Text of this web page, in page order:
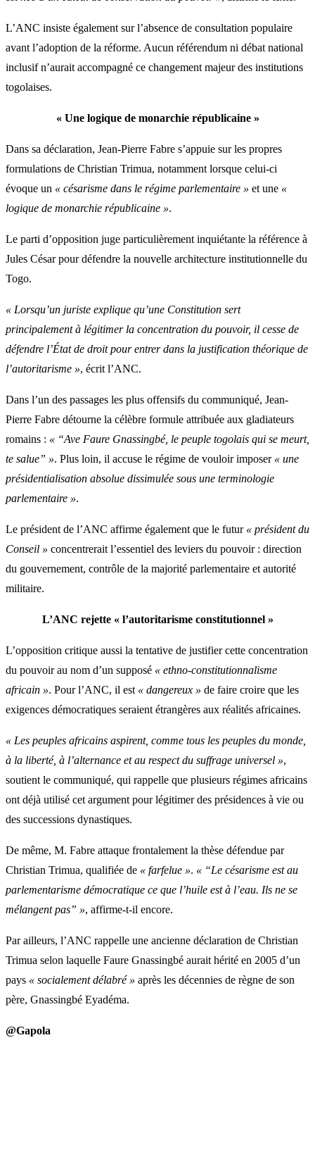
L’ANC insiste également sur l’absence de consultation populaire
avant l’adoption de la réforme. Aucun référendum ni débat national
inclusif n’aurait accompagné ce changement majeur des institutions
togolaises.
« Une logique de monarchie républicaine »
Dans sa déclaration, Jean-Pierre Fabre s’appuie sur les propres
formulations de Christian Trimua, notamment lorsque celui-ci
évoque un « césarisme dans le régime parlementaire » et une «
logique de monarchie républicaine ».
Le parti d’opposition juge particulièrement inquiétante la référence à
Jules César pour défendre la nouvelle architecture institutionnelle du
Togo.
« Lorsqu’un juriste explique qu’une Constitution sert
principalement à légitimer la concentration du pouvoir, il cesse de
défendre l’État de droit pour entrer dans la justification théorique de
l’autoritarisme », écrit l’ANC.
Dans l’un des passages les plus offensifs du communiqué, Jean-
Pierre Fabre détourne la célèbre formule attribuée aux gladiateurs
romains : « “Ave Faure Gnassingbé, le peuple togolais qui se meurt,
te salue” ». Plus loin, il accuse le régime de vouloir imposer « une
présidentialisation absolue dissimulée sous une terminologie
parlementaire ».
Le président de l’ANC affirme également que le futur « président du
Conseil » concentrerait l’essentiel des leviers du pouvoir : direction
du gouvernement, contrôle de la majorité parlementaire et autorité
militaire.
L’ANC rejette « l’autoritarisme constitutionnel »
L’opposition critique aussi la tentative de justifier cette concentration
du pouvoir au nom d’un supposé « ethno-constitutionnalisme
africain ». Pour l’ANC, il est « dangereux » de faire croire que les
exigences démocratiques seraient étrangères aux réalités africaines.
« Les peuples africains aspirent, comme tous les peuples du monde,
à la liberté, à l’alternance et au respect du suffrage universel »,
soutient le communiqué, qui rappelle que plusieurs régimes africains
ont déjà utilisé cet argument pour légitimer des présidences à vie ou
des successions dynastiques.
De même, M. Fabre attaque frontalement la thèse défendue par
Christian Trimua, qualifiée de « farfelue ». « “Le césarisme est au
parlementarisme démocratique ce que l’huile est à l’eau. Ils ne se
mélangent pas” », affirme-t-il encore.
Par ailleurs, l’ANC rappelle une ancienne déclaration de Christian
Trimua selon laquelle Faure Gnassingbé aurait hérité en 2005 d’un
pays « socialement délabré » après les décennies de règne de son
père, Gnassingbé Eyadéma.
@Gapola